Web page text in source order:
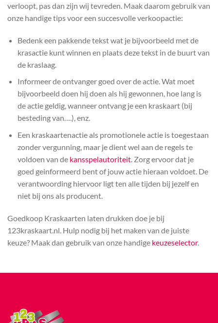
verloopt, pas dan zijn wij tevreden. Maak daarom gebruik van
onze handige tips voor een succesvolle verkoopactie:
Bedenk een pakkende tekst wat je bijvoorbeeld met de
krasactie kunt winnen en plaats deze tekst in de buurt van
de kraslaag.
Informeer de ontvanger goed over de actie. Wat moet
bijvoorbeeld doen hij doen als hij gewonnen, hoe lang is
de actie geldig, wanneer ontvang je een kraskaart (bij
besteding van….), enz.
Een kraskaartenactie als promotionele actie is toegestaan
zonder vergunning, maar je dient wel aan de regels te
voldoen van de kansspelautoriteit. Zorg ervoor dat je
goed geinformeerd bent of jouw actie hieraan voldoet. De
verantwoording hiervoor ligt ten alle tijden bij jezelf en
niet bij ons als producent.
Goedkoop Kraskaarten laten drukken doe je bij
123kraskaart.nl. Hulp nodig bij het maken van de juiste
keuze? Maak dan gebruik van onze handige keuzeselector.